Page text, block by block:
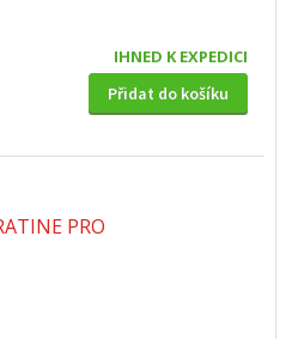
IHNED K EXPEDICI
Přidat do košíku
PRO